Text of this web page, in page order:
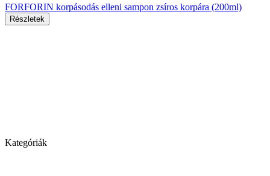
FORFORIN korpásodás elleni sampon zsíros korpára (200ml)
Részletek
Kategóriák